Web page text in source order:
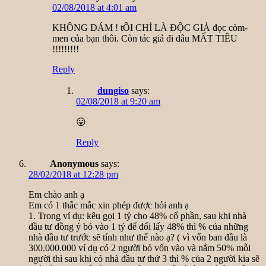
02/08/2018 at 4:01 am
KHÔNG DÁM ! tÔI CHỈ LÀ ĐỘC GIẢ đọc còm-
men của bạn thôi. Còn tác giả đi đâu MẤT TIÊU
!!!!!!!!!
Reply
dungiso says:
02/08/2018 at 9:20 am
😛
Reply
Anonymous says:
28/02/2018 at 12:28 pm
Em chào anh ạ
Em có 1 thắc mắc xin phép được hỏi anh ạ
1. Trong ví dụ: kêu gọi 1 tỷ cho 48% cổ phần, sau khi nhà
đầu tư đồng ý bỏ vào 1 tý để đổi lấy 48% thì % của những
nhà đầu tư trước sẽ tính như thế nào ạ? ( vì vốn ban đầu là
300.000.000 ví dụ có 2 người bỏ vốn vào và nắm 50% mỗi
người thì sau khi có nhà đầu tư thứ 3 thì % của 2 người kia sẽ